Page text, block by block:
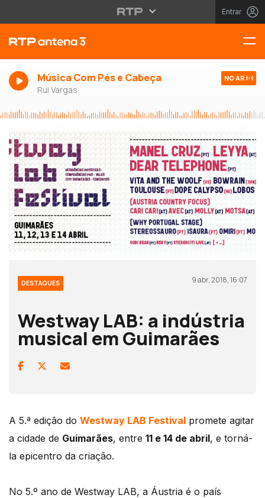
Entrar
Música Com Pés e Cabeça
Rui Vargas
NO AR
DESTAQUES 9 abr, 2018, 16:07
Westway LAB: a indústria
musical em Guimarães
A 5.ª edição do Westway LAB Festival promete agitar
a cidade de Guimarães, entre 11 e 14 de abril, e torná-
la epicentro da criação.
No 5.º ano de Westway LAB, a Áustria é o país